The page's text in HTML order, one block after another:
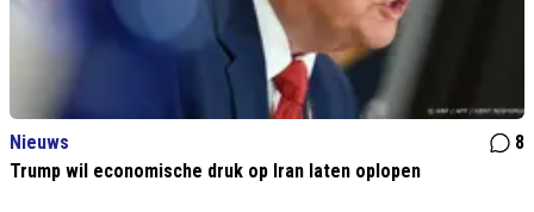
Nieuws
8
Trump wil economische druk op Iran laten oplopen